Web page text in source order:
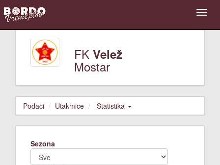
FK Velež
Mostar
Podaci Utakmice Statistika
Sezona